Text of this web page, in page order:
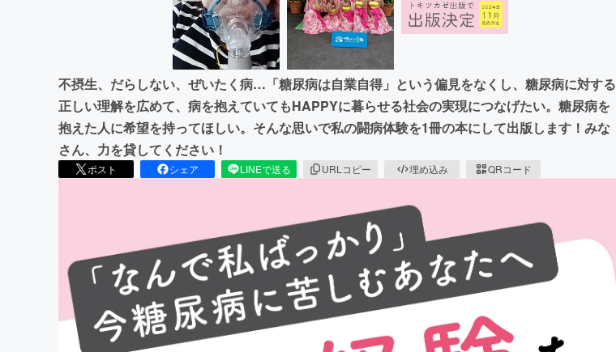
不摂生、だらしない、ぜいたく病…「糖尿病は自業自得」という偏見をなくし、糖尿病に対する
正しい理解を広めて、病を抱えていてもHAPPYに暮らせる社会の実現につなげたい。糖尿病を
抱えた人に希望を持ってほしい。そんな思いで私の闘病体験を1冊の本にして出版します！みな
さん、力を貸してください！
ポスト シェア LINEで送る URLコピー 埋め込み QRコード